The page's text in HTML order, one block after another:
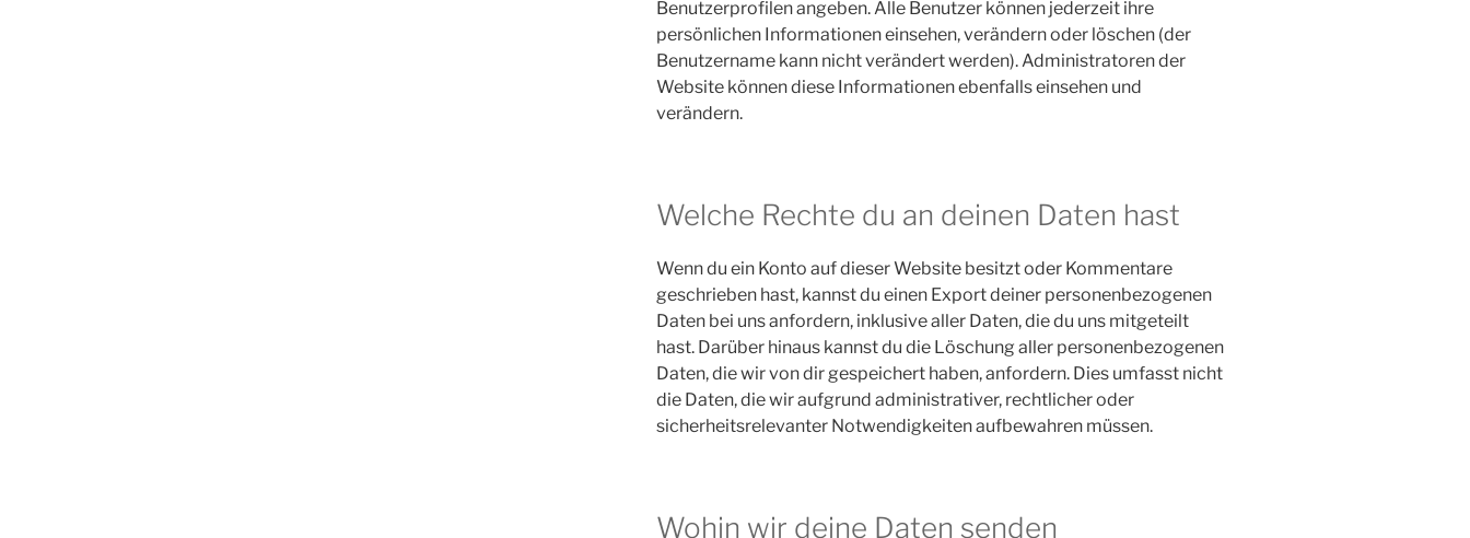
Benutzerprofilen angeben. Alle Benutzer können jederzeit ihre
persönlichen Informationen einsehen, verändern oder löschen (der
Benutzername kann nicht verändert werden). Administratoren der
Website können diese Informationen ebenfalls einsehen und
verändern.
Welche Rechte du an deinen Daten hast
Wenn du ein Konto auf dieser Website besitzt oder Kommentare
geschrieben hast, kannst du einen Export deiner personenbezogenen
Daten bei uns anfordern, inklusive aller Daten, die du uns mitgeteilt
hast. Darüber hinaus kannst du die Löschung aller personenbezogenen
Daten, die wir von dir gespeichert haben, anfordern. Dies umfasst nicht
die Daten, die wir aufgrund administrativer, rechtlicher oder
sicherheitsrelevanter Notwendigkeiten aufbewahren müssen.
Wohin wir deine Daten senden